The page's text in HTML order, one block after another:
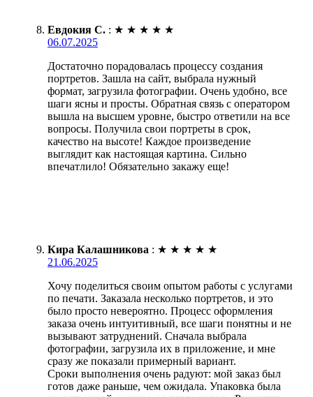
Евдокия С. : ★ ★ ★ ★ ★
06.07.2025
Достаточно порадовалась процессу создания
портретов. Зашла на сайт, выбрала нужный
формат, загрузила фотографии. Очень удобно, все
шаги ясны и просты. Обратная связь с оператором
вышла на высшем уровне, быстро ответили на все
вопросы. Получила свои портреты в срок,
качество на высоте! Каждое произведение
выглядит как настоящая картина. Сильно
впечатлило! Обязательно закажу еще!
Кира Калашникова : ★ ★ ★ ★ ★
21.06.2025
Хочу поделиться своим опытом работы с услугами
по печати. Заказала несколько портретов, и это
было просто невероятно. Процесс оформления
заказа очень интуитивный, все шаги понятны и не
вызывают затруднений. Сначала выбрала
фотографии, загрузила их в приложение, и мне
сразу же показали примерный вариант.
Сроки выполнения очень радуют: мой заказ был
готов даже раньше, чем ожидала. Упаковка была